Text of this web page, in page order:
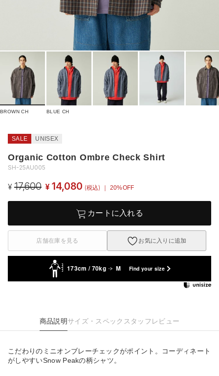
BROWN CH BLUE CH
SALE UNISEX
Organic Cotton Ombre Check Shirt
SH-25AU005
¥ 17,600 ¥ 14,080 (税込) ｜ 20%OFF
カートに入れる
店舗在庫を見る お気に入りに追加
173cm / 70kg M Find your size
商品説明サイズ・スペック スタッフレビュー
こだわりのミニオンブレーチェックがポイント。コーディネート
がしやすいSnow Peakの柄シャツ。